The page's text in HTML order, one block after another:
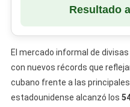
Resultado
El mercado informal de
con nuevos récords que
cubano frente a las
estadounidense alcanzó los